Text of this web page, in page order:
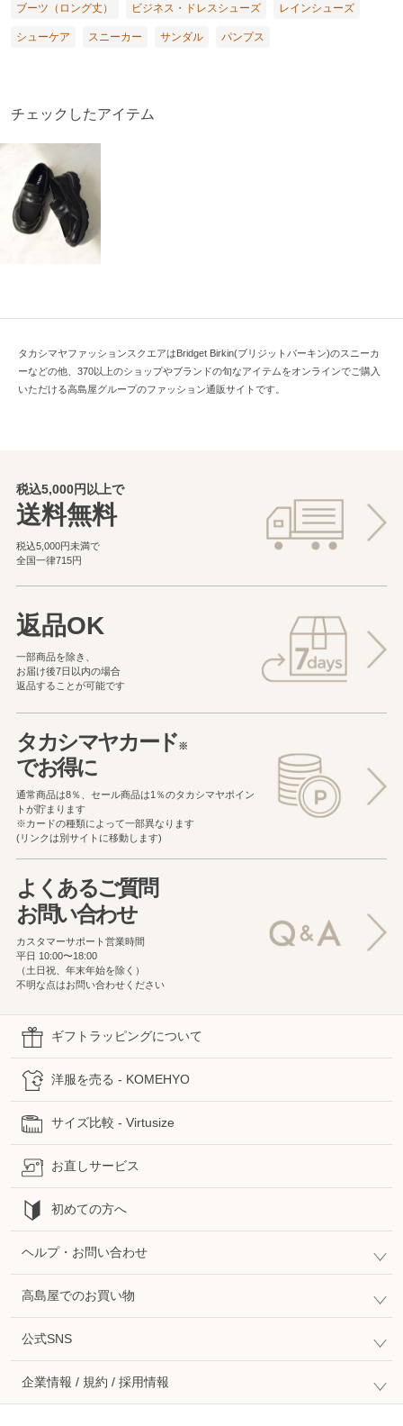
ブーツ（ロング丈） ビジネス・ドレスシューズ レインシューズ
シューケア スニーカー サンダル パンプス
チェックしたアイテム
タカシマヤファッションスクエアはBridget Birkin(ブリジットバーキン)のスニーカ
ーなどの他、370以上のショップやブランドの旬なアイテムをオンラインでご購入
いただける高島屋グループのファッション通販サイトです。
税込5,000円以上で
送料無料
税込5,000円未満で
全国一律715円
返品OK
一部商品を除き、
お届け後7日以内の場合
返品することが可能です
タカシマヤカード※
でお得に
通常商品は8％、セール商品は1％のタカシマヤポイン
トが貯まります
※カードの種類によって一部異なります
(リンクは別サイトに移動します)
よくあるご質問
お問い合わせ
カスタマーサポート営業時間
平日 10:00〜18:00
（土日祝、年末年始を除く）
不明な点はお問い合わせください
ギフトラッピングについて
洋服を売る - KOMEHYO
サイズ比較 - Virtusize
お直しサービス
初めての方へ
ヘルプ・お問い合わせ
高島屋でのお買い物
公式SNS
企業情報 / 規約 / 採用情報